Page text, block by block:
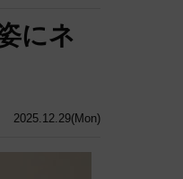
2025.12.29(Mon)
にネ